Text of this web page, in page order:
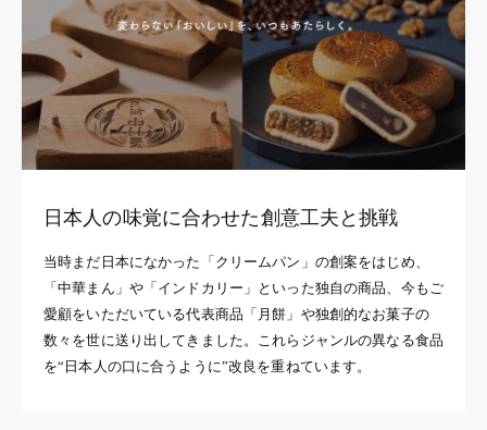
日本人の味覚に合わせた創意工夫と挑戦
当時まだ日本になかった「クリームパン」の創案をはじめ、
「中華まん」や「インドカリー」といった独自の商品、今もご
愛顧をいただいている代表商品「月餅」や独創的なお菓子の
数々を世に送り出してきました。これらジャンルの異なる食品
を“日本人の口に合うように”改良を重ねています。